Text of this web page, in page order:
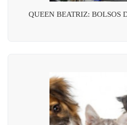
QUEEN BEATRIZ: BOLSOS